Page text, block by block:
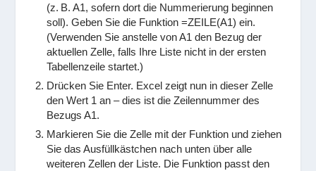
(z. B. A1, sofern dort die Nummerierung beginnen
soll). Geben Sie die Funktion=ZEILE(A1) ein.
(Verwenden Sie anstelle vonA1 den Bezug der
aktuellen Zelle, falls Ihre Liste nicht in der ersten
Tabellenzeile startet.)
Drücken Sie Enter. Excel zeigt nun in dieser Zelle
den Wert 1 an – dies ist die Zeilennummer des
Bezugs A1.
Markieren Sie die Zelle mit der Funktion und ziehen
Sie das Ausfüllkästchen nach unten über alle
weiteren Zellen der Liste. Die Funktion passt den